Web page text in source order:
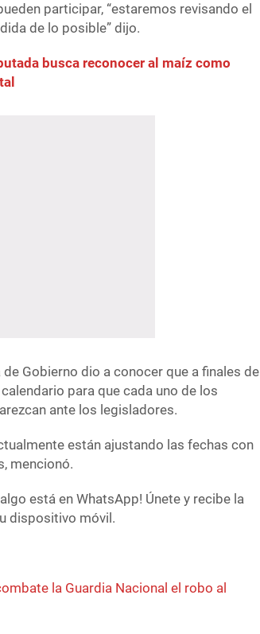
participar, “estaremos revisando el
de lo posible” dijo.
busca reconocer al maíz como
Gobierno dio a conocer que a finales de
para que cada uno de los
ante los legisladores.
están ajustando las fechas con
mencionó.
está en WhatsApp! Únete y recibe la
dispositivo móvil.
la Guardia Nacional el robo al